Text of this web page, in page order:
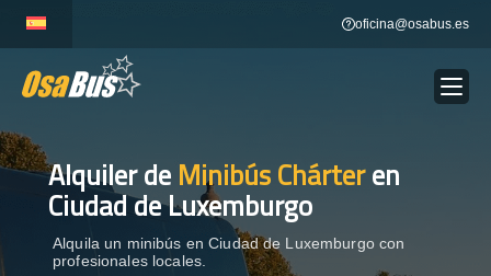
content
oficina@osabus.es
ALQUILER DE AUTOCARES Show dropdown
DESTINOS
Alquiler deMinibús Chárteren
Ciudad de Luxemburgo
Alquila un minibús en Ciudad de Luxemburgo con
profesionales locales.